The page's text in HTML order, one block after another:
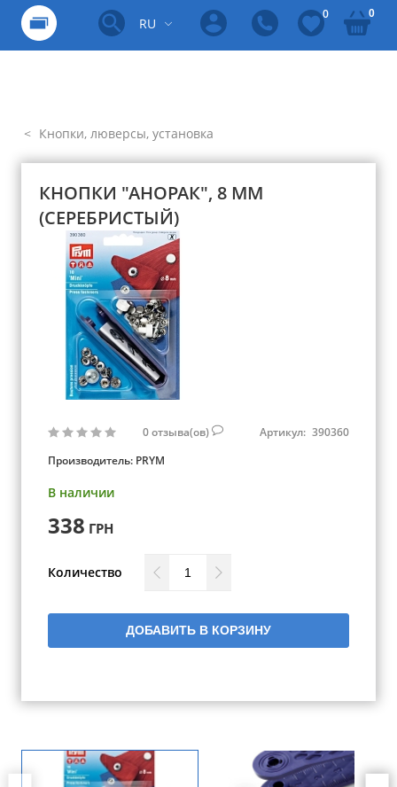
RU
0 0
Кнопки, люверсы, установка
КНОПКИ "АНОРАК", 8 ММ
(СЕРЕБРИСТЫЙ)
0отзыва(ов) Артикул: 390360
Производитель: PRYM
В наличии
338 ГРН
Количество
ДОБАВИТЬ В КОРЗИНУ